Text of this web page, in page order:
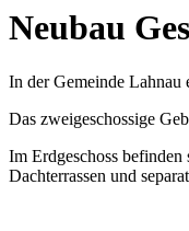
Neubau
In der Gemeinde Lahnau
Das zweigeschossige
Im Erdgeschoss
Dachterrassen und